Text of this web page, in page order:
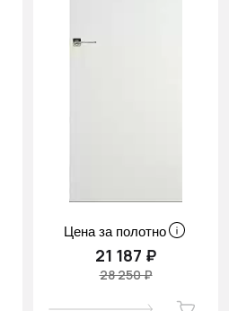
Цена за полотно
21 187 ₽
28 250 ₽